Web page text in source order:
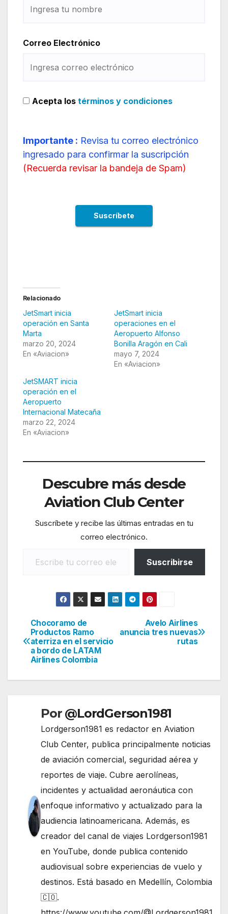
Correo Electrónico
Acepta los términos y condiciones
Importante : Revisa tu correo electrónico
ingresado para confirmar la suscripción
(Recuerda revisar la bandeja de Spam)
Relacionado
JetSmart inicia
operación en Santa
Marta
marzo 20, 2024
En «Aviacion»
JetSmart inicia
operaciones en el
Aeropuerto Alfonso
Bonilla Aragón en Cali
mayo 7, 2024
En «Aviacion»
JetSMART inicia
operación en el
Aeropuerto
Internacional Matecaña
marzo 22, 2024
En «Aviacion»
Descubre más desde
Aviation Club Center
Suscríbete y recibe las últimas entradas en tu
correo electrónico.
Suscribirse
Navegación
de
Avelo Airlines
anuncia tres nuevas
rutas
Chocoramo de
Productos Ramo
aterriza en el servicio
a bordo de LATAM
Airlines Colombia
Por @LordGerson1981
Lordgerson1981 es redactor en Aviation
Club Center, publica principalmente noticias
de aviación comercial, seguridad aérea y
reportes de viaje. Cubre aerolíneas,
incidentes y actualidad aeronáutica con
enfoque informativo y actualizado para la
audiencia latinoamericana. Además, es
creador del canal de viajes Lordgerson1981
en YouTube, donde publica contenido
audiovisual sobre experiencias de vuelo y
destinos. Está basado en Medellín, Colombia
🇨🇴.